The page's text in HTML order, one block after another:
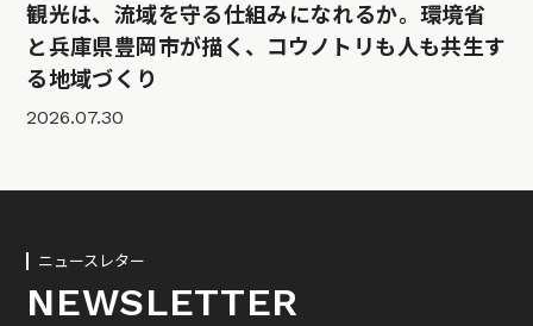
観光は、流域を守る仕組みになれるか。環境省
と兵庫県豊岡市が描く、コウノトリも人も共生す
る地域づくり
2026.07.30
ニュースレター
NEWSLETTER